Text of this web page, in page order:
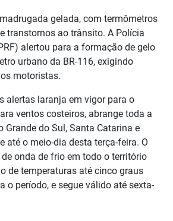
gelada, com termômetros
transtornos ao trânsito. A Polícia
alertou para a formação de gelo
urbano da BR-116, exigindo
motoristas.
alertas laranja em vigor para o
ventos costeiros, abrange toda a
Grande do Sul, Santa Catarina e
até o meio-dia desta terça-feira. O
onda de frio em todo o território
de temperaturas até cinco graus
o período, e segue válido até sexta-